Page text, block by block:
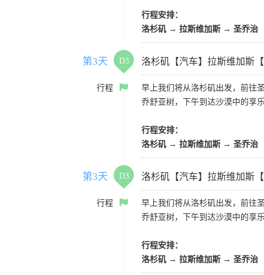
行程安排：
洛杉矶 → 拉斯维加斯 → 圣乔治
第3天 D3 洛杉矶【汽车】拉斯维加斯
行程
早上我们将从洛杉矶出发，前往
乔舒亚树，下午到达沙漠中的享
行程安排：
洛杉矶 → 拉斯维加斯 → 圣乔治
第3天 D3 洛杉矶【汽车】拉斯维加斯
行程
早上我们将从洛杉矶出发，前往
乔舒亚树，下午到达沙漠中的享
行程安排：
洛杉矶 → 拉斯维加斯 → 圣乔治